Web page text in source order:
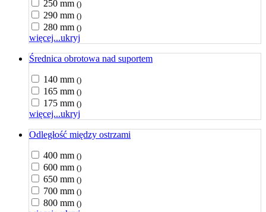
250 mm ()
290 mm ()
280 mm ()
więcej...ukryj
Średnica obrotowa nad suportem
140 mm ()
165 mm ()
175 mm ()
więcej...ukryj
Odległość między ostrzami
400 mm ()
600 mm ()
650 mm ()
700 mm ()
800 mm ()